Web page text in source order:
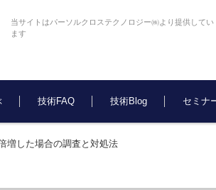
当サイトはパーソルクロステクノロジー㈱より提供してい
ます
技術FAQ 技術Blog セミナ
増した場合の調査と対処法